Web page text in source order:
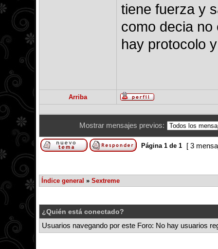
tiene fuerza y
como decia no
hay protocolo
Arriba
Mostrar mensajes previos:
Página 1de 1 [ 3
Índice general » Sextreme
¿Quién está conectado?
Usuarios navegando por este Foro: No hay usuarios